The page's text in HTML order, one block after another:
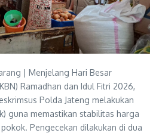
| Menjelang Hari Besar
Ramadhan dan Idul Fitri 2026,
Polda Jateng melakukan
guna memastikan stabilitas harga
Pengecekan dilakukan di dua